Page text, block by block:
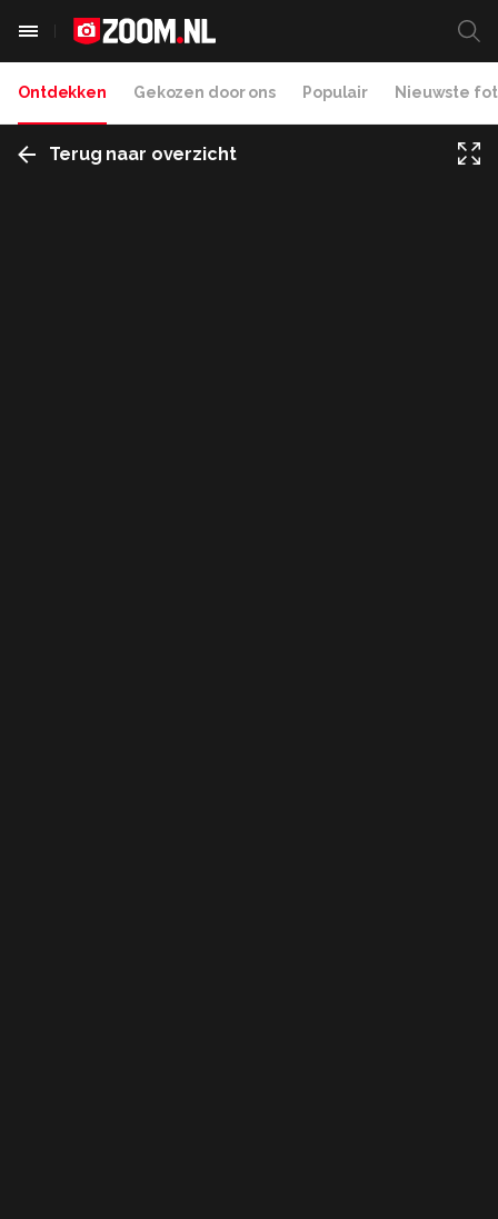
Ontdekken Gekozen door ons Populair Nieuwste
Terug naar overzicht